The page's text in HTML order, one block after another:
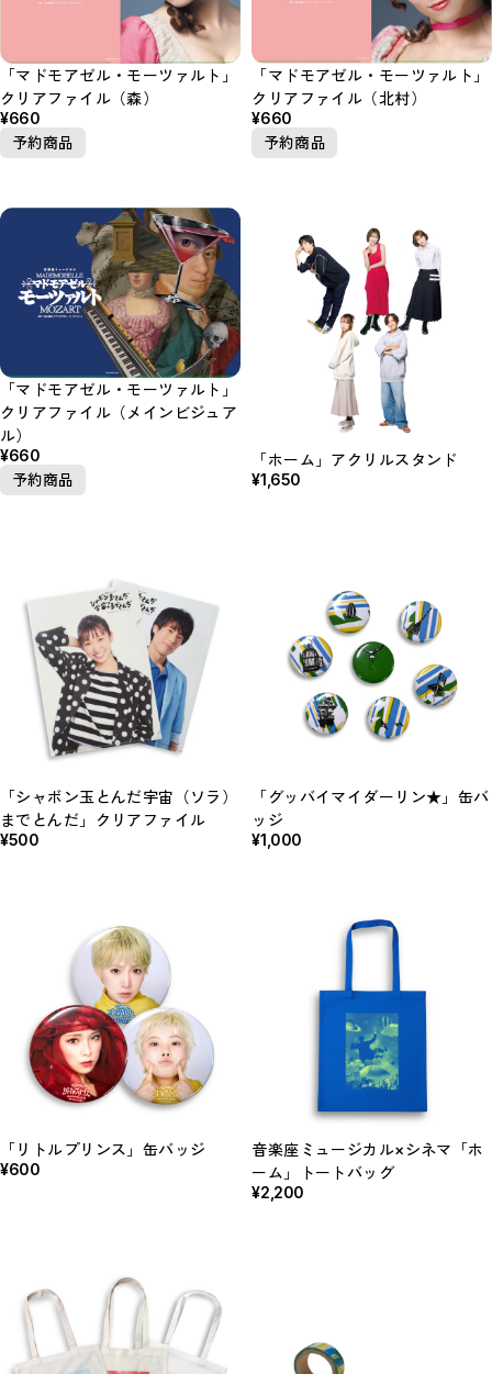
「マドモアゼル・モーツァルト」
クリアファイル（森）
¥660
予約商品
「マドモアゼル・モーツァルト」
クリアファイル（北村）
¥660
予約商品
「マドモアゼル・モーツァルト」
クリアファイル（メインビジュア
ル）
¥660
予約商品
「ホーム」アクリルスタンド
¥1,650
「シャボン玉とんだ宇宙（ソラ）
までとんだ」クリアファイル
¥500
「グッバイマイダーリン★」缶バ
ッジ
¥1,000
「リトルプリンス」缶バッジ
¥600
音楽座ミュージカル×シネマ「ホ
ーム」トートバッグ
¥2,200